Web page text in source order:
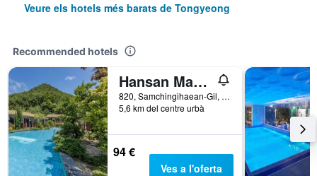
Veure els hotels més barats de Tongyeong
Recommended hotels
Hansan Marina Hotel & Resort
820, Samchingihaean-Gil, Sanyang-Eup, Tongyeong, Corea del Sud
5,6 km del centre urbà
94 €
Ves a l'oferta